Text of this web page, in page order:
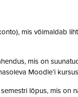
mis võimaldab
mis on
Moodle’i
lõpus, mis